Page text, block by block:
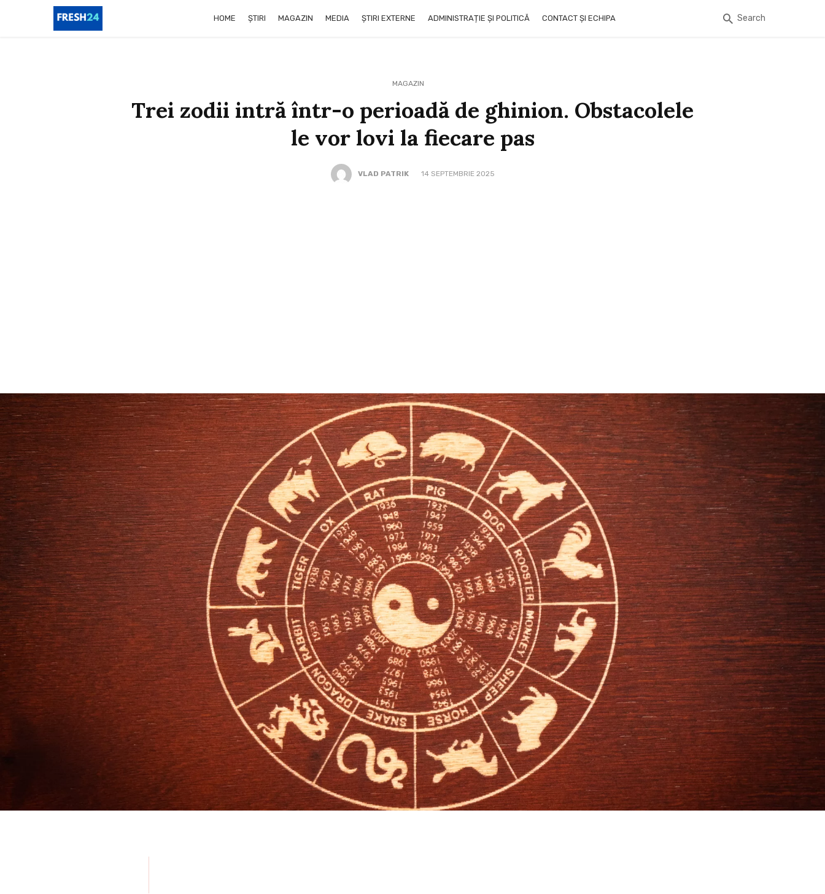
HOME ȘTIRI MAGAZIN MEDIA ȘTIRI EXTERNE ADMINISTRAȚIE ȘI POLITICĂ CONTACT ȘI ECHIPA Search
MAGAZIN
Trei zodii intră într-o perioadă de ghinion. Obstacolele
le vor lovi la fiecare pas
VLAD PATRIK 14 SEPTEMBRIE 2025